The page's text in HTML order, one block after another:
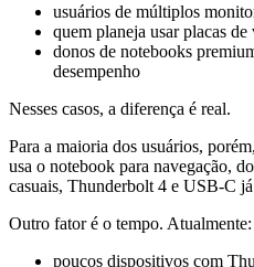
usuários de múltiplos
quem planeja usar placas de
donos de notebooks
desempenho
Nesses casos, a diferença é real.
Para a maioria dos usuários,
usa o notebook para navegação,
casuais, Thunderbolt 4 e USB-C
Outro fator é o tempo. Atualmente:
poucos dispositivos com